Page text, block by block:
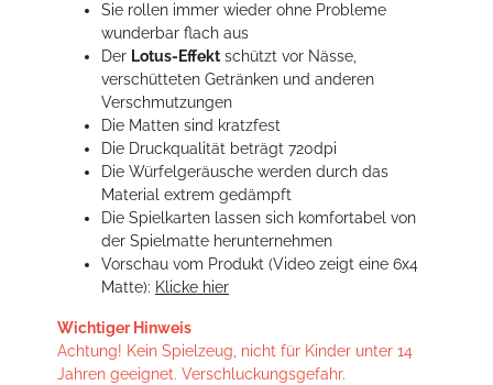
Sie rollen immer wieder ohne Probleme
wunderbar flach aus
Der Lotus-Effekt schützt vor Nässe,
verschütteten Getränken und anderen
Verschmutzungen
Die Matten sind kratzfest
Die Druckqualität beträgt 720dpi
Die Würfelgeräusche werden durch das
Material extrem gedämpft
Die Spielkarten lassen sich komfortabel von
der Spielmatte herunternehmen
Vorschau vom Produkt (Video zeigt eine 6x4
Matte): Klicke hier
Wichtiger Hinweis
Achtung! Kein Spielzeug, nicht für Kinder unter 14
Jahren geeignet. Verschluckungsgefahr.